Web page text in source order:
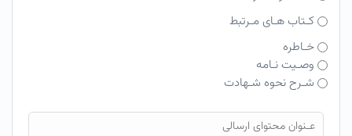
کـتاب هـای مـرتبط
خـاطره
وصـیت نـامه
شـرح نحوه شـهادت